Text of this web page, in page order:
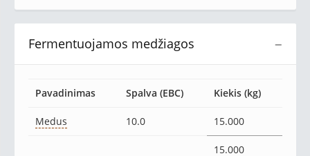
−
Fermentuojamos medžiagos
Pavadinimas Spalva (EBC) Kiekis (kg)
Medus 10.0 15.000
15.000